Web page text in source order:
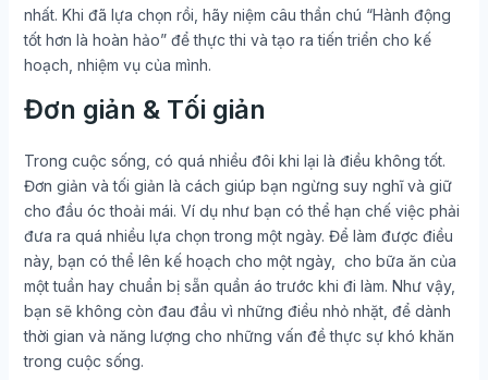
nhất. Khi đã lựa chọn rồi, hãy niệm câu thần chú “Hành động
tốt hơn là hoàn hảo” để thực thi và tạo ra tiến triển cho kế
hoạch, nhiệm vụ của mình.
Đơn giản & Tối giản
Trong cuộc sống, có quá nhiều đôi khi lại là điều không tốt.
Đơn giản và tối giản là cách giúp bạn ngừng suy nghĩ và giữ
cho đầu óc thoải mái. Ví dụ như bạn có thể hạn chế việc phải
đưa ra quá nhiều lựa chọn trong một ngày. Để làm được điều
này, bạn có thể lên kế hoạch cho một ngày, cho bữa ăn của
một tuần hay chuẩn bị sẵn quần áo trước khi đi làm. Như vậy,
bạn sẽ không còn đau đầu vì những điều nhỏ nhặt, để dành
thời gian và năng lượng cho những vấn đề thực sự khó khăn
trong cuộc sống.